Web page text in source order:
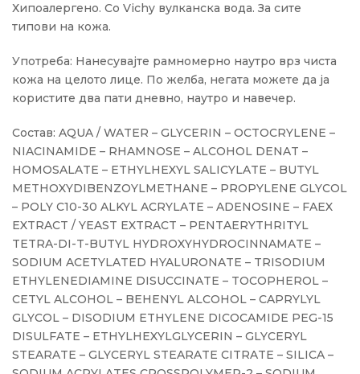
Хипоалергено. Со Vichy вулканска вода. За сите
типови на кожа.
Употреба: Нанесувајте рамномерно наутро врз чиста
кожа на целото лице. По желба, негата можете да ја
користите два пати дневно, наутро и навечер.
Состав: AQUA / WATER – GLYCERIN – OCTOCRYLENE –
NIACINAMIDE – RHAMNOSE – ALCOHOL DENAT –
HOMOSALATE – ETHYLHEXYL SALICYLATE – BUTYL
METHOXYDIBENZOYLMETHANE – PROPYLENE GLYCOL
– POLY C10-30 ALKYL ACRYLATE – ADENOSINE – FAEX
EXTRACT / YEAST EXTRACT – PENTAERYTHRITYL
TETRA-DI-T-BUTYL HYDROXYHYDROCINNAMATE –
SODIUM ACETYLATED HYALURONATE – TRISODIUM
ETHYLENEDIAMINE DISUCCINATE – TOCOPHEROL –
CETYL ALCOHOL – BEHENYL ALCOHOL – CAPRYLYL
GLYCOL – DISODIUM ETHYLENE DICOCAMIDE PEG-15
DISULFATE – ETHYLHEXYLGLYCERIN – GLYCERYL
STEARATE – GLYCERYL STEARATE CITRATE – SILICA –